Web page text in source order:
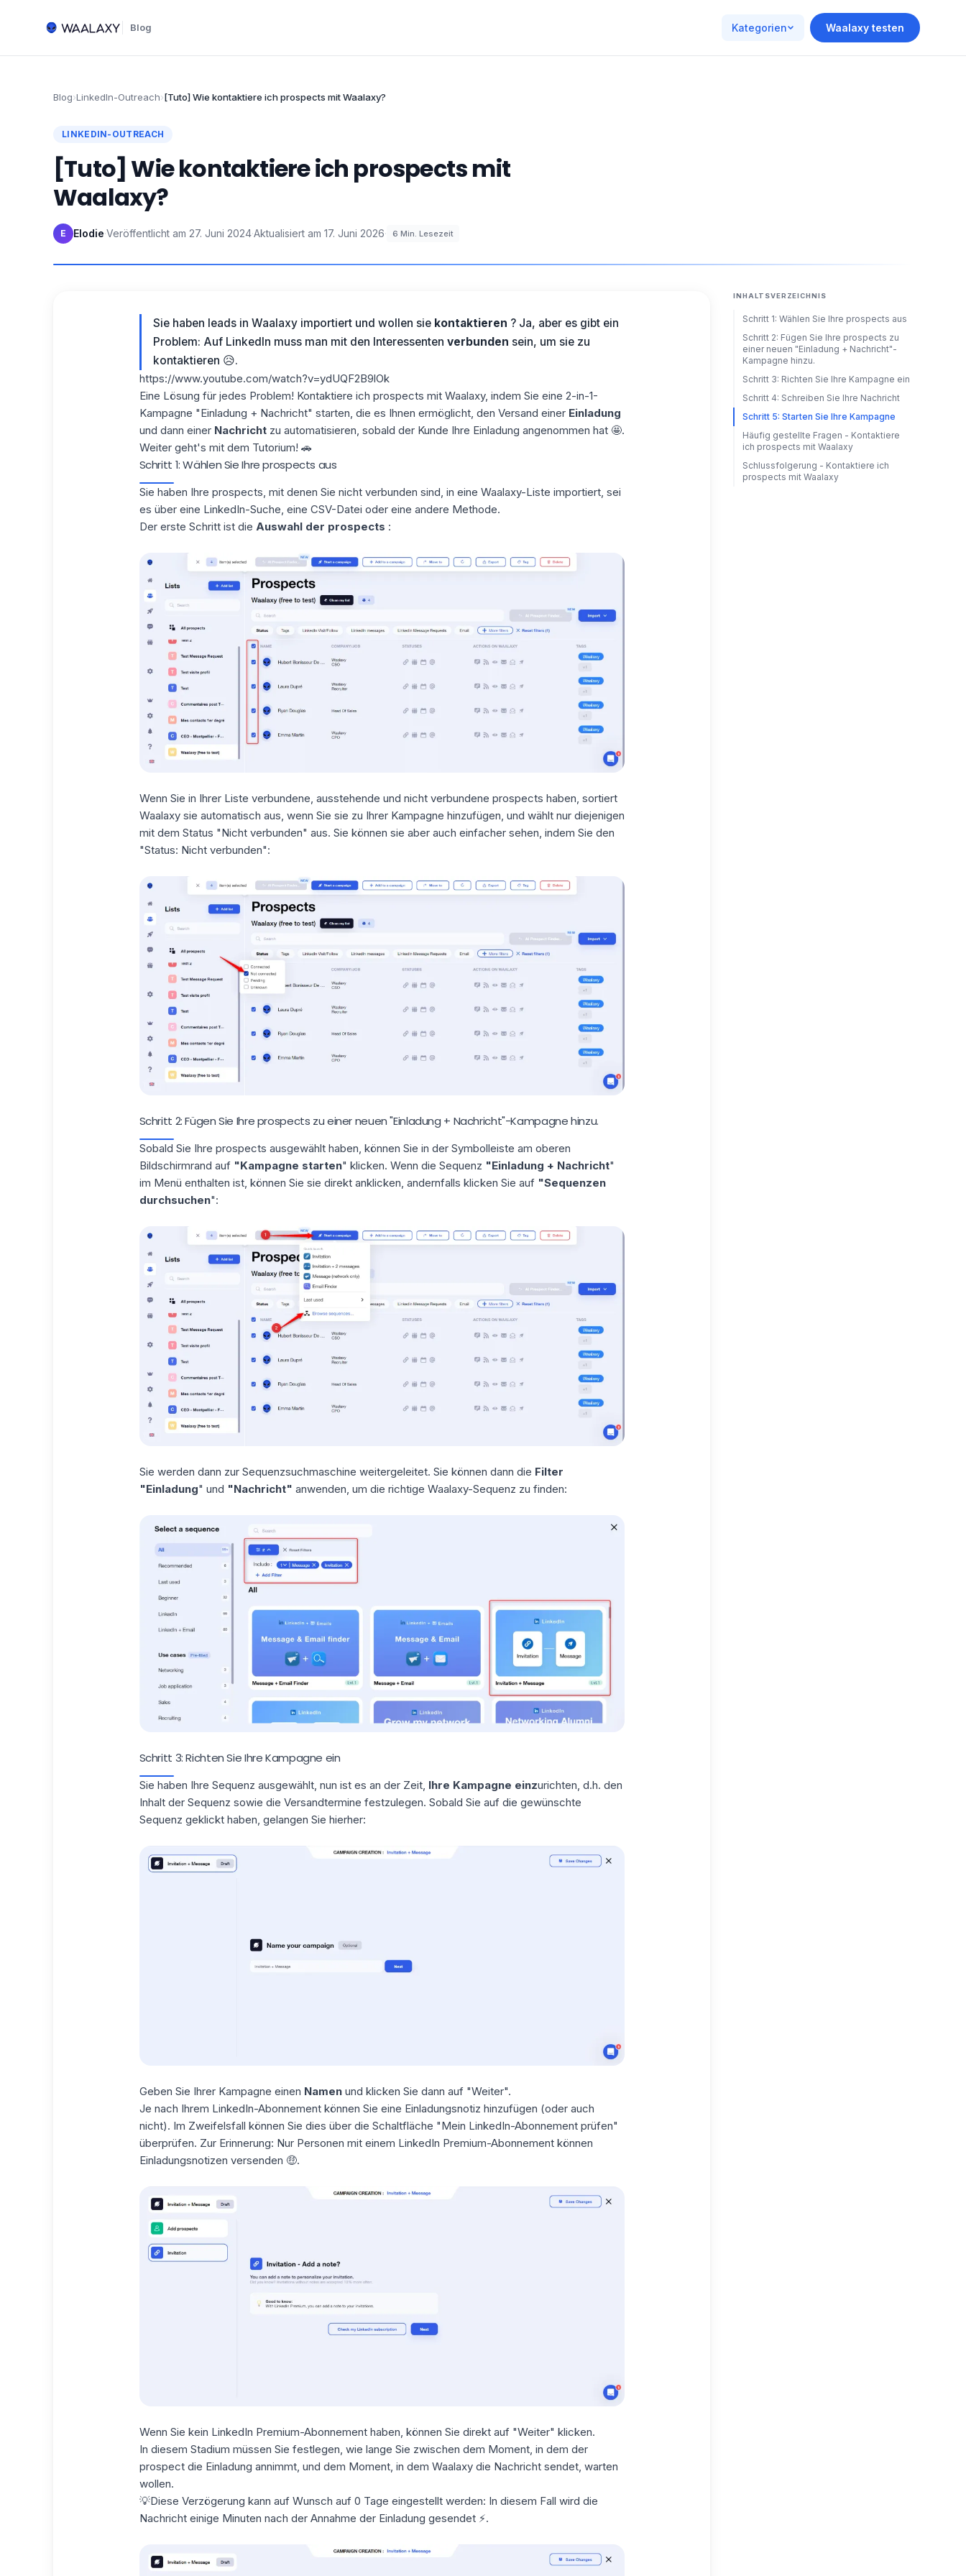
Blog Kategorien Waalaxy testen
Blog›LinkedIn-Outreach›[Tuto] Wie kontaktiere ich prospects mit Waalaxy?
LINKEDIN-OUTREACH
[Tuto] Wie kontaktiere ich prospects mit
Waalaxy?
E Elodie·Veröffentlicht am 27. Juni 2024·Aktualisiert am 17. Juni 2026· 6 Min. Lesezeit
Sie haben leadsin Waalaxy importiert und wollen sie kontaktieren ? Ja, aber es gibt ein
Problem: Auf LinkedIn muss man mit den Interessenten verbunden sein, um sie zu
kontaktieren 😥.
https://www.youtube.com/watch?v=ydUQF2B9lOk
Eine Lösung für jedes Problem! Kontaktiere ich prospects mit Waalaxy, indem Sie eine 2-in-1-
Kampagne "Einladung + Nachricht" starten, die es Ihnen ermöglicht, den Versand einer Einladung
und dann einer Nachricht zu automatisieren, sobald der Kunde Ihre Einladung angenommen hat 🤩.
Weiter geht's mit dem Tutorium! 🚗
Schritt 1: Wählen Sie Ihre prospects aus
Sie haben Ihre prospects, mit denen Sie nicht verbunden sind, in eine Waalaxy-Liste importiert, sei
es über eine LinkedIn-Suche, eine CSV-Datei oder eine andere Methode.
Der erste Schritt ist die Auswahl der prospects :
Wenn Sie in Ihrer Liste verbundene, ausstehende und nicht verbundene prospects haben, sortiert
Waalaxy sie automatisch aus, wenn Sie sie zu Ihrer Kampagne hinzufügen, und wählt nur diejenigen
mit dem Status "Nicht verbunden" aus. Sie können sie aber auch einfacher sehen, indem Sie den
"Status: Nicht verbunden":
Schritt 2: Fügen Sie Ihre prospects zu einer neuen "Einladung + Nachricht"-Kampagne hinzu.
Sobald Sie Ihre prospects ausgewählt haben, können Sie in der Symbolleiste am oberen
Bildschirmrand auf "Kampagne starten" klicken. Wenn die Sequenz "Einladung + Nachricht"
im Menü enthalten ist, können Sie sie direkt anklicken, andernfalls klicken Sie auf "Sequenzen
durchsuchen":
Sie werden dann zur Sequenzsuchmaschine weitergeleitet. Sie können dann die Filter
"Einladung" und "Nachricht" anwenden, um die richtige Waalaxy-Sequenz zu finden:
Schritt 3: Richten Sie Ihre Kampagne ein
Sie haben Ihre Sequenz ausgewählt, nun ist es an der Zeit, Ihre Kampagne einzurichten, d.h. den
Inhalt der Sequenz sowie die Versandtermine festzulegen. Sobald Sie auf die gewünschte
Sequenz geklickt haben, gelangen Sie hierher:
Geben Sie Ihrer Kampagne einen Namenund klicken Sie dann auf "Weiter".
Je nach Ihrem LinkedIn-Abonnementkönnen Sie eine Einladungsnotiz hinzufügen (oder auch
nicht). Im Zweifelsfall können Sie dies über die Schaltfläche "Mein LinkedIn-Abonnement prüfen"
überprüfen. Zur Erinnerung: Nur Personen mit einem LinkedIn Premium-Abonnement können
Einladungsnotizen versenden 🤑.
Wenn Sie kein LinkedIn Premium-Abonnement haben, können Sie direkt auf "Weiter" klicken.
In diesem Stadium müssen Sie festlegen, wie lange Sie zwischen dem Moment, in dem der
prospect die Einladung annimmt, und dem Moment, in dem Waalaxy die Nachricht sendet, warten
wollen.
💡Diese Verzögerung kann auf Wunsch auf 0 Tage eingestellt werden: In diesem Fall wird die
Nachricht einige Minuten nach der Annahme der Einladung gesendet ⚡.
INHALTSVERZEICHNIS
Schritt 1: Wählen Sie Ihre prospects aus
Schritt 2: Fügen Sie Ihre prospects zu
einer neuen "Einladung + Nachricht"-
Kampagne hinzu.
Schritt 3: Richten Sie Ihre Kampagne ein
Schritt 4: Schreiben Sie Ihre Nachricht
Schritt 5: Starten Sie Ihre Kampagne
Häufig gestellte Fragen - Kontaktiere
ich prospects mit Waalaxy
Schlussfolgerung - Kontaktiere ich
prospects mit Waalaxy